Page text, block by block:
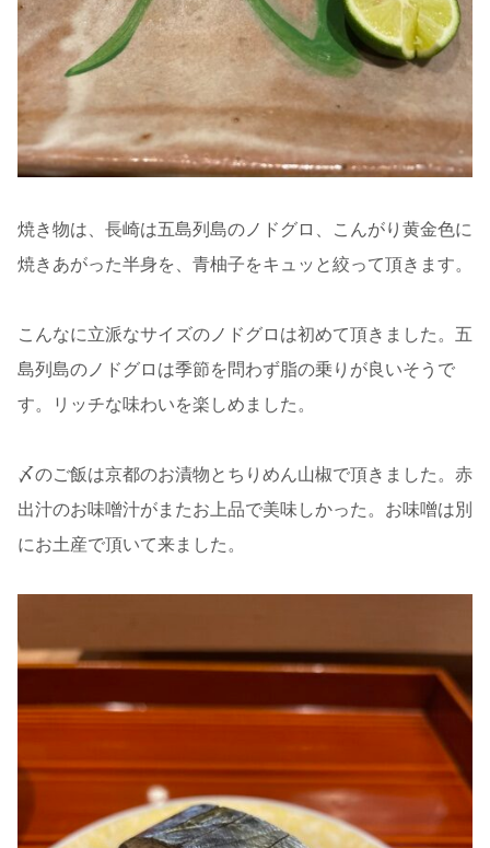
焼き物は、長崎は五島列島のノドグロ、こんがり黄金色に
焼きあがった半身を、青柚子をキュッと絞って頂きます。
こんなに立派なサイズのノドグロは初めて頂きました。五
島列島のノドグロは季節を問わず脂の乗りが良いそうで
す。リッチな味わいを楽しめました。
〆のご飯は京都のお漬物とちりめん山椒で頂きました。赤
出汁のお味噌汁がまたお上品で美味しかった。お味噌は別
にお土産で頂いて来ました。